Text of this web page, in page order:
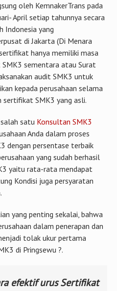
sertifikat emas dan bendera
hukum
sertifikat perak
sertifikat emas dan bendera
Sertifikat
SMK3 dan
oleh KemnakerTrans pada
Indonesia yang
di Jakarta (Di Menara
hanya memiliki masa
sementara atau Surat
audit SMK3 untuk
kepada perusahaan selama
SMK3 yang asli.
salah satuKonsultan SMK3
Anda dalam proses
persentase terbaik
yang sudah berhasil
Kondisi juga persyaratan